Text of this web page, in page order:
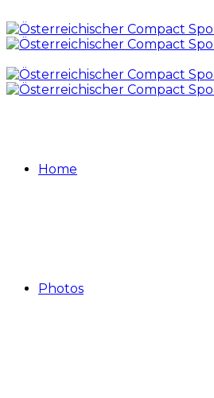
Home
Photos